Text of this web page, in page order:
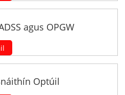
agus OPGW
Optúil